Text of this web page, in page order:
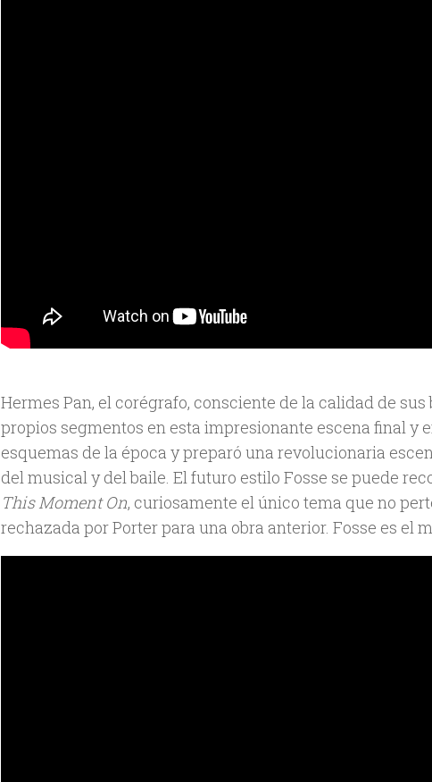
Hermes Pan, el corégrafo, consciente de la calidad de
propios segmentos en esta impresionante escena final y
esquemas de la época y preparó una revolucionaria
del musical y del baile. El futuro estilo Fosse se puede
This Moment On, curiosamente el único tema que no
rechazada por Porter para una obra anterior. Fosse es el